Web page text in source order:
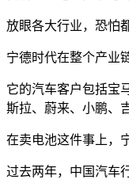
放眼各大行业，恐怕
宁德时代在整个产业
它的汽车客户包括宝
斯拉、蔚来、小鹏、
在卖电池这件事上，
过去两年，中国汽车